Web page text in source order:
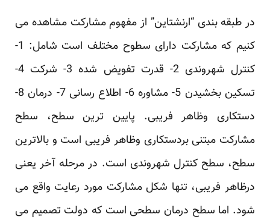
در طبقه بندی “ارنشتاین” از مفهوم مشارکت مشاهده می
کنیم که مشارکت دارای سطوح مختلف است شامل: ‏‏1-
کنترل شهروندی 2- قدرت تفویض شده 3- شرکت 4-
تسکین بخشیدن 5- مشاوره 6- اطلاع رسانی 7- ‏درمان 8-
دستکاری وظاهر فریبی. پایین ترین سطح، سطح
مشارکت مبتنی بردستکاری وظاهر فریبی است و ‏بالاترین
سطح، ‌سطح کنترل شهروندی است. در مرحله آخر یعنی
درظاهر فریبی، تنها شکل مشارکت مورد ‏رعایت واقع می
شود. اما سطح درمان سطحی است که دولت تصمیم می